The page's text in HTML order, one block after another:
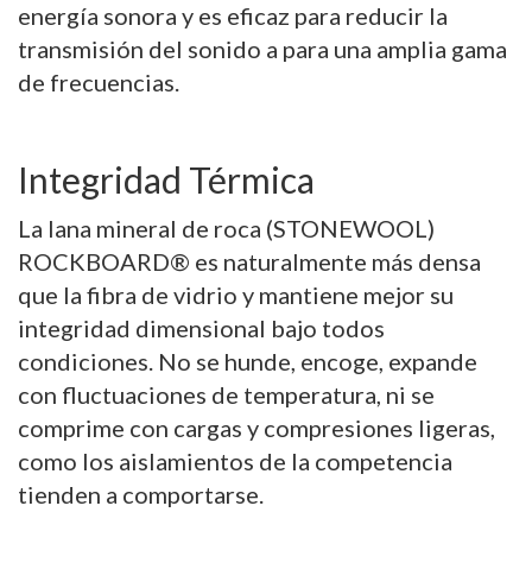
energía sonora y es eficaz para reducir la
transmisión del sonido a para una amplia gama
de frecuencias.
Integridad Térmica
La lana mineral de roca (STONEWOOL)
ROCKBOARD® es naturalmente más densa
que la fibra de vidrio y mantiene mejor su
integridad dimensional bajo todos
condiciones. No se hunde, encoge, expande
con fluctuaciones de temperatura, ni se
comprime con cargas y compresiones ligeras,
como los aislamientos de la competencia
tienden a comportarse.